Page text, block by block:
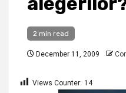
2 min read
December 11, 2009
Views Counter: 14